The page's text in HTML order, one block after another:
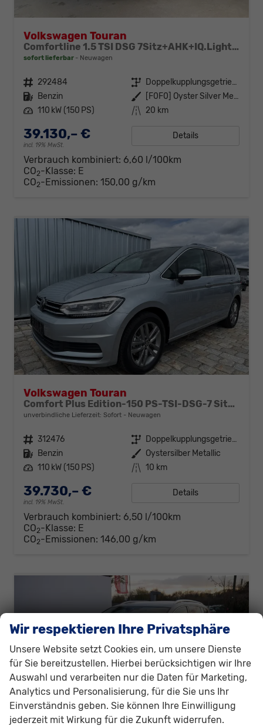
Volkswagen Touran
Comfortline 1.5 TSI DSG 7Sitz+AHK+IQ.Light+Kamera+Navi+eHeck+Keyless+Sitzheiz
sofort lieferbar Neuwagen
Fahrzeugnr. 292484 Getriebe
Doppelkupplungsgetriebe (DSG)
Kraftstoff Benzin Außenfarbe
[F0F0] Oyster Silver Metallic
Leistung 110 kW (150 PS) Kilometerstand 20 km
39.130,– €
incl. 19% MwSt.
Details
Verbrauch kombiniert: 6,60 l/100km
CO2-Klasse: E
CO2-Emissionen: 150,00 g/km
Volkswagen Touran
Comfort Plus Edition-150 PS-TSI-DSG-7 Sitzer-AHK-NAVI-WINTER-LED-KLIMA 3 ZONEN-ALU17"-ACC-PDC2x-KAMERA-sofort
unverbindliche Lieferzeit: Sofort Neuwagen
Fahrzeugnr. 312476 Getriebe
Doppelkupplungsgetriebe (DSG)
Kraftstoff Benzin Außenfarbe Oystersilber Metallic
Leistung 110 kW (150 PS) Kilometerstand 10 km
39.730,– €
incl. 19% MwSt.
Details
Verbrauch kombiniert: 6,50 l/100km
CO2-Klasse: E
CO2-Emissionen: 146,00 g/km
Wir respektieren Ihre Privatsphäre
Unsere Website setzt Cookies ein, um unsere Dienste
für Sie bereitzustellen. Hierbei berücksichtigen wir Ihre
Auswahl und verarbeiten nur die Daten für Marketing,
Analytics und Personalisierung, für die Sie uns Ihr
Einverständnis geben. Sie können Ihre Einwilligung
jederzeit mit Wirkung für die Zukunft widerrufen.